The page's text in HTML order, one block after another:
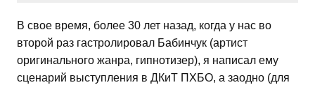
В свое время, более 30 лет назад, когда у нас во
второй раз гастролировал Бабинчук (артист
оригинального жанра, гипнотизер), я написал ему
сценарий выступления в ДКиТ ПХБО, а заодно (для